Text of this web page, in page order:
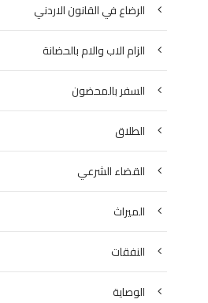
الرضاع في القانون الاردني
الزام الاب والام بالحضانة
السفر بالمحضون
الطلاق
القضاء الشرعي
الميراث
النفقات
الوصاية